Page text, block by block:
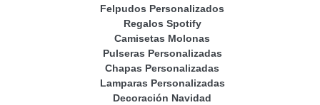
Felpudos Personalizados
Regalos Spotify
Camisetas Molonas
Pulseras Personalizadas
Chapas Personalizadas
Lamparas Personalizadas
Decoración Navidad